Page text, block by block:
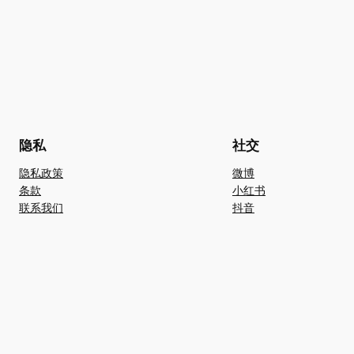
隐私
隐私政策
条款
联系我们
社交
微博
小红书
抖音